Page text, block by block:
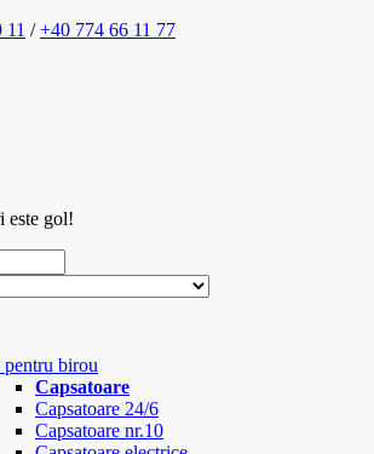
/+40 774 66 11 77
este gol!
birou
Capsatoare
Capsatoare 24/6
Capsatoare nr.10